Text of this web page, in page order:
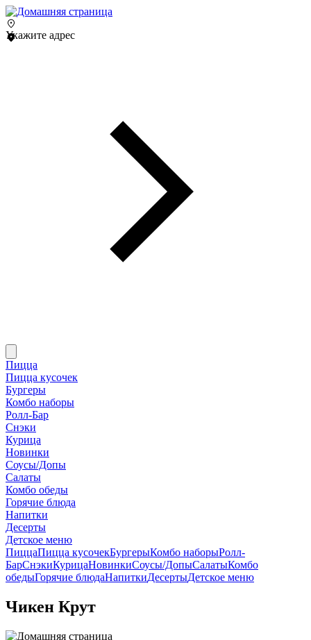
Укажите адрес
Пицца
Пицца кусочек
Бургеры
Комбо наборы
Ролл-Бар
Снэки
Курица
Новинки
Соусы/Допы
Салаты
Комбо обеды
Горячие блюда
Напитки
Десерты
Детское меню
ПиццаПицца кусочекБургерыКомбо наборыРолл-
БарСнэкиКурицаНовинкиСоусы/ДопыСалатыКомбо
обедыГорячие блюдаНапиткиДесертыДетское меню
Чикен Крут